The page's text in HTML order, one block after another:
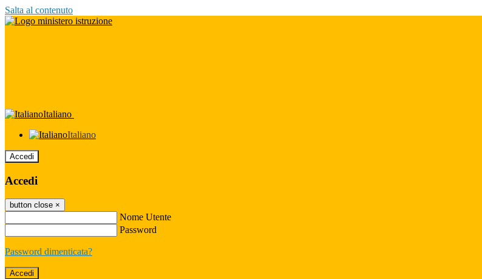
Salta al contenuto
Italiano
Italiano
Accedi
Accedi
button close ×
Nome Utente
Password
Password dimenticata?